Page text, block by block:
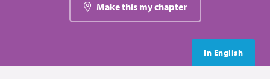
Make this my chapter
In English